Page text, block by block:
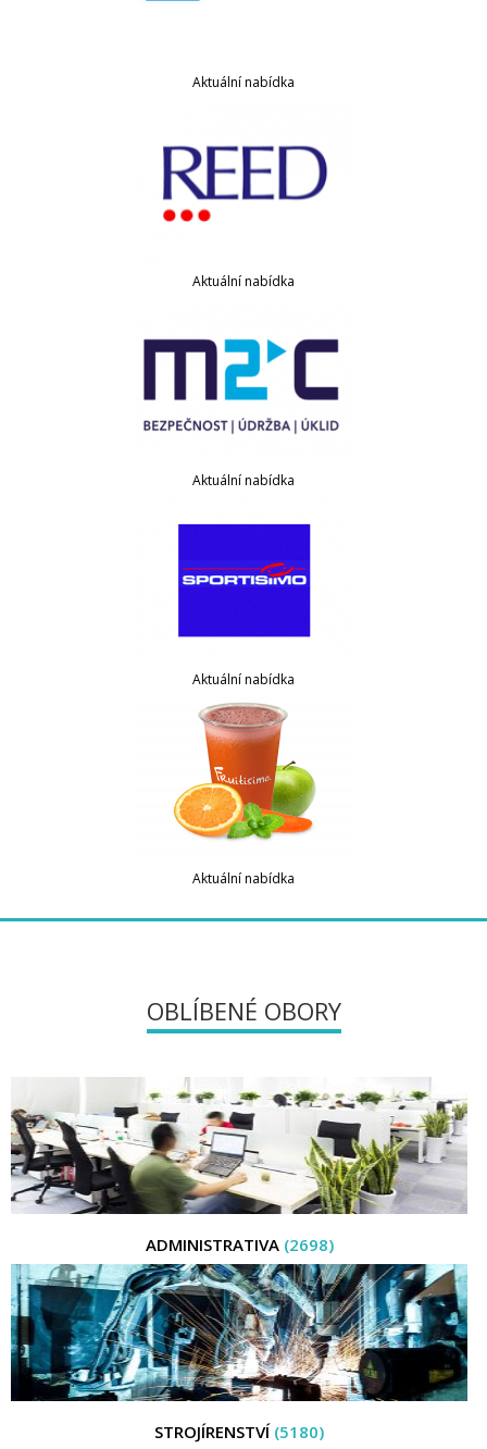
Aktuální nabídka
Aktuální nabídka
Aktuální nabídka
Aktuální nabídka
Aktuální nabídka
OBLÍBENÉ OBORY
ADMINISTRATIVA (2698)
STROJÍRENSTVÍ (5180)